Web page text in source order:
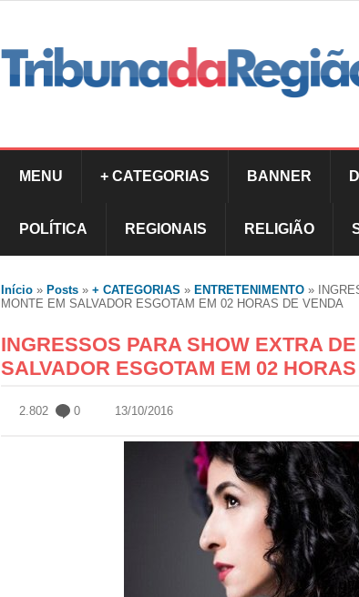
MENU + CATEGORIAS BANNER
POLÍTICA REGIONAIS RELIGIÃO
Início » Posts » + CATEGORIAS » ENTRETENIMENTO »
MONTE EM SALVADOR ESGOTAM EM 02 HORAS DE VENDA
INGRESSOS PARA SHOW EXTRA
SALVADOR ESGOTAM EM 02
2.802 0 13/10/2016